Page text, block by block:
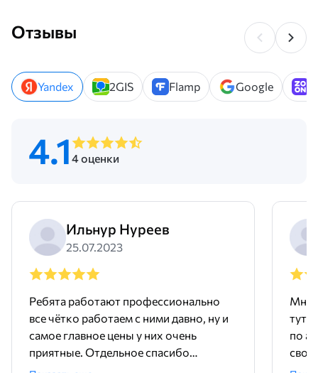
Отзывы
Yandex 2GIS Flamp Google
4.1 4 оценки
Ильнур Нуреев
25.07.2023
Ребята работают профессионально
все чётко работаем с ними давно, ну и
самое главное цены у них очень
приятные. Отдельное спасибо
менеджеру Родиону!
Мне
тут
по